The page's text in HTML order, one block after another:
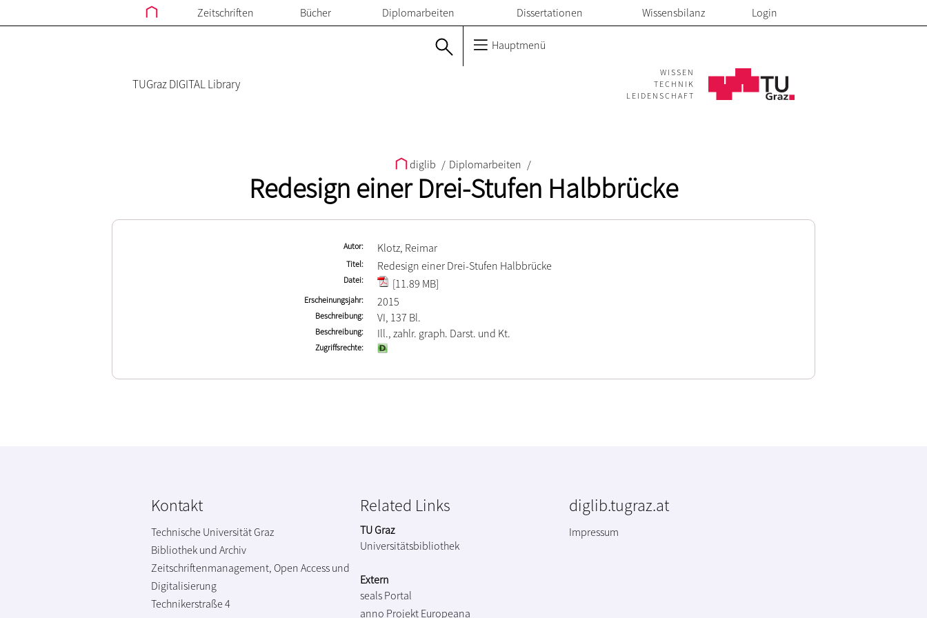
Zeitschriften Bücher Diplomarbeiten Dissertationen Wissensbilanz Login
Hauptmenü
TUGraz DIGITAL Library
WISSEN
TECHNIK
LEIDENSCHAFT
diglib / Diplomarbeiten /
Redesign einer Drei-Stufen Halbbrücke
Autor Klotz, Reimar
Titel Redesign einer Drei-Stufen Halbbrücke
Datei [11.89 MB]
Erscheinungsjahr 2015
Beschreibung VI, 137 Bl.
Beschreibung Ill., zahlr. graph. Darst. und Kt.
Zugriffsrechte
Kontakt
Technische Universität Graz
Bibliothek und Archiv
Zeitschriftenmanagement, Open Access und
Digitalisierung
Technikerstraße 4
Related Links
TU Graz
Universitätsbibliothek
Extern
seals Portal
anno Projekt Europeana
diglib.tugraz.at
Impressum